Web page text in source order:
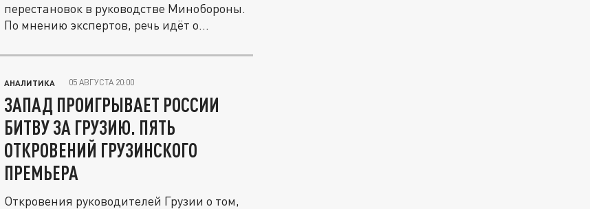
перестановок в руководстве Минобороны.
По мнению экспертов, речь идёт о...
АНАЛИТИКА 05 АВГУСТА 20:00
ЗАПАД ПРОИГРЫВАЕТ РОССИИ
БИТВУ ЗА ГРУЗИЮ. ПЯТЬ
ОТКРОВЕНИЙ ГРУЗИНСКОГО
ПРЕМЬЕРА
Откровения руководителей Грузии о том,